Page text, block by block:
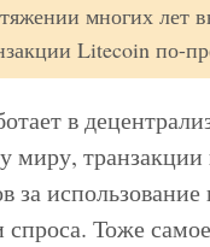
многих лет
Litecoin по-
в
миру,
за
Тоже